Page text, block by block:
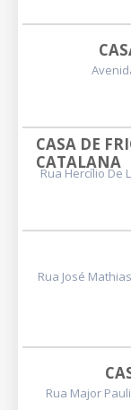
CASA DE
CATALANA
Rua Hercílio De
Rua José
Rua Major